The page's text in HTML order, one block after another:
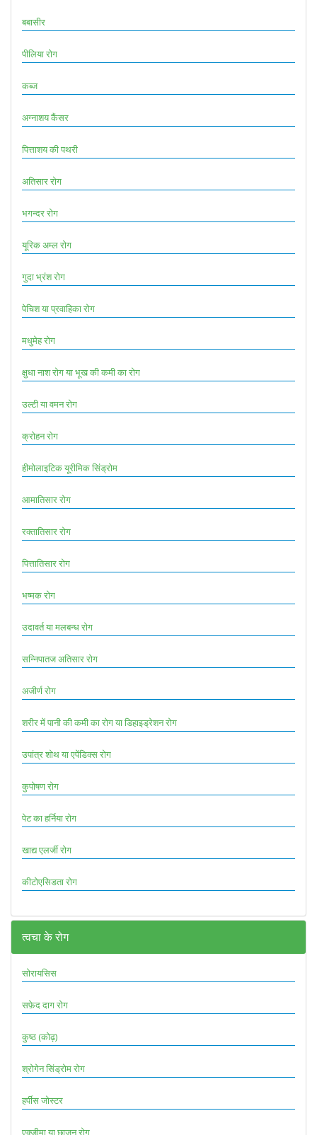
बबासीर
पीलिया रोग
कब्ज
अग्नाशय कैंसर
पित्ताशय की पथरी
अतिसार रोग
भगन्दर रोग
यूरिक अम्ल रोग
गुदा भ्रंश रोग
पेचिश या प्रवाहिका रोग
मधुमेह रोग
क्षुधा नाश रोग या भूख की कमी का रोग
उल्टी या वमन रोग
क्रोहन रोग
हीमोलाइटिक यूरीमिक सिंड्रोम
आमातिसार रोग
रक्तातिसार रोग
पित्तातिसार रोग
भष्मक रोग
उदावर्त या मलबन्ध रोग
सन्निपातज अतिसार रोग
अजीर्ण रोग
शरीर में पानी की कमी का रोग या डिहाइड्रेशन रोग
उपांत्र शोथ या एपेंडिक्स रोग
कुपोषण रोग
पेट का हर्निया रोग
खाद्य एलर्जी रोग
कीटोएसिडता रोग
त्वचा के रोग
सोरायसिस
सफ़ेद दाग रोग
कुष्ठ (कोढ़)
श्रोगेन सिंड्रोम रोग
हर्पीस जोस्टर
एक्जीमा या छाजन रोग